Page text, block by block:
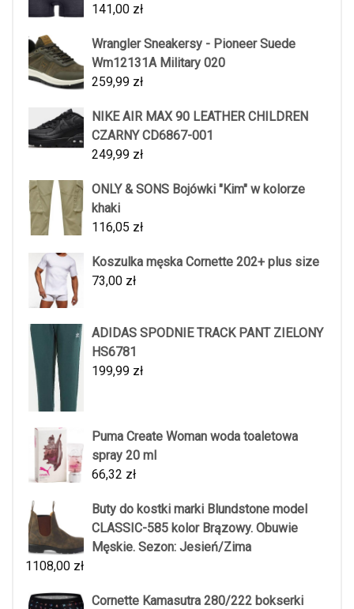
141,00 zł
Wrangler Sneakersy - Pioneer Suede
Wm12131A Military 020
259,99 zł
NIKE AIR MAX 90 LEATHER CHILDREN
CZARNY CD6867-001
249,99 zł
ONLY & SONS Bojówki "Kim" w kolorze
khaki
116,05 zł
Koszulka męska Cornette 202+ plus size
73,00 zł
ADIDAS SPODNIE TRACK PANT ZIELONY
HS6781
199,99 zł
Puma Create Woman woda toaletowa
spray 20 ml
66,32 zł
Buty do kostki marki Blundstone model
CLASSIC-585 kolor Brązowy. Obuwie
Męskie. Sezon: Jesień/Zima
1108,00 zł
Cornette Kamasutra 280/222 bokserki